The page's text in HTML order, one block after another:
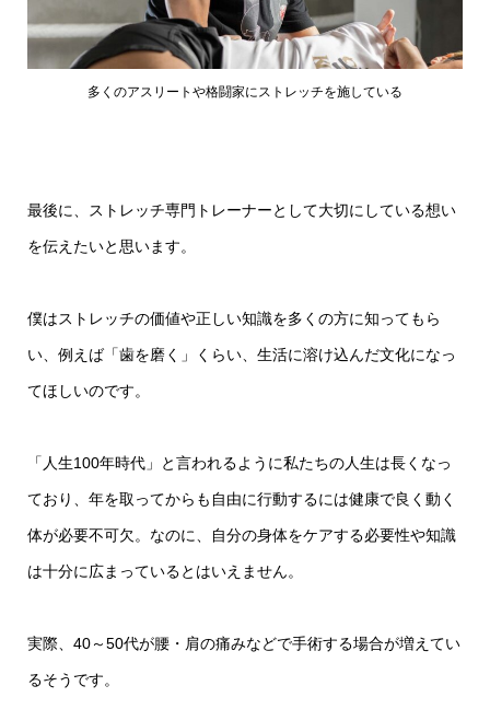
多くのアスリートや格闘家にストレッチを施している
最後に、ストレッチ専門トレーナーとして大切にしている想い
を伝えたいと思います。
僕はストレッチの価値や正しい知識を多くの方に知ってもら
い、例えば「歯を磨く」くらい、生活に溶け込んだ文化になっ
てほしいのです。
「人生100年時代」と言われるように私たちの人生は長くなっ
ており、年を取ってからも自由に行動するには健康で良く動く
体が必要不可欠。なのに、自分の身体をケアする必要性や知識
は十分に広まっているとはいえません。
実際、40～50代が腰・肩の痛みなどで手術する場合が増えてい
るそうです。